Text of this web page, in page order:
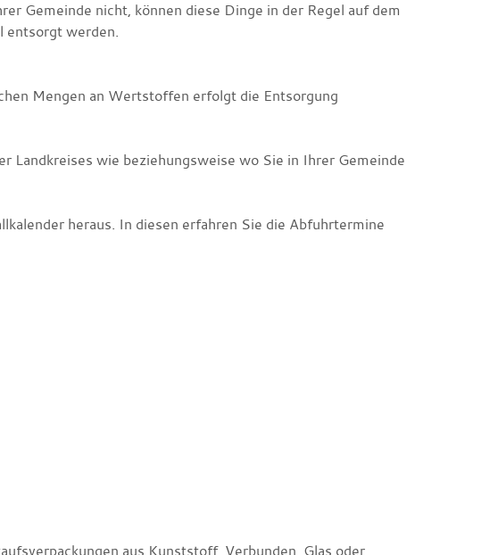
Gemeinde nicht, können diese Dinge in der Regel auf dem
entsorgt werden.
Mengen an Wertstoffen erfolgt die Entsorgung
wie beziehungsweise wo Sie in Ihrer Gemeinde
heraus. In diesen erfahren Sie die Abfuhrtermine
aus Kunststoff, Verbunden, Glas oder